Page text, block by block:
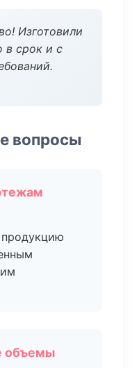
Изготовили
в срок и с
вопросы
объемы